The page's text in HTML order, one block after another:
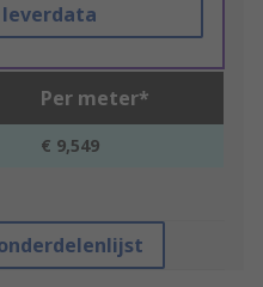
Per meter*
€ 9,549